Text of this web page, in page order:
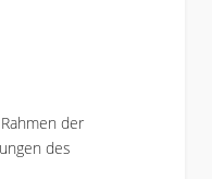
der
des